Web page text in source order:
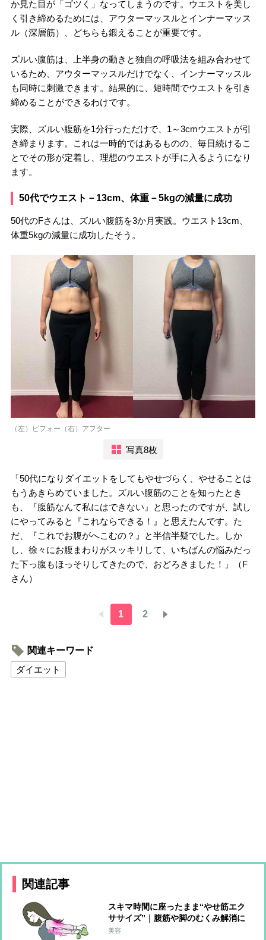
か見た目が「ゴツく」なってしまうのです。ウエストを美し
く引き締めるためには、アウターマッスルとインナーマッス
ル（深層筋）、どちらも鍛えることが重要です。
ズルい腹筋は、上半身の動きと独自の呼吸法を組み合わせて
いるため、アウターマッスルだけでなく、インナーマッスル
も同時に刺激できます。結果的に、短時間でウエストを引き
締めることができるわけです。
実際、ズルい腹筋を1分行っただけで、1～3cmウエストが引
き締まります。これは一時的ではあるものの、毎日続けるこ
とでその形が定着し、理想のウエストが手に入るようになり
ます。
50代でウエスト－13cm、体重－5kgの減量に成功
50代のFさんは、ズルい腹筋を3か月実践。ウエスト13cm、
体重5kgの減量に成功したそう。
（左）ビフォー（右）アフター
写真8枚
「50代になりダイエットをしてもやせづらく、やせることは
もうあきらめていました。ズルい腹筋のことを知ったとき
も、『腹筋なんて私にはできない』と思ったのですが、試し
にやってみると『これならできる！』と思えたんです。た
だ、『これでお腹がへこむの？』と半信半疑でした。しか
し、徐々にお腹まわりがスッキリして、いちばんの悩みだっ
た下っ腹もほっそりしてきたので、おどろきました！」（F
さん）
1 2
関連キーワード
ダイエット
関連記事
スキマ時間に座ったまま“やせ筋エク
ササイズ”｜腹筋や脚のむくみ解消に
効く!
美容